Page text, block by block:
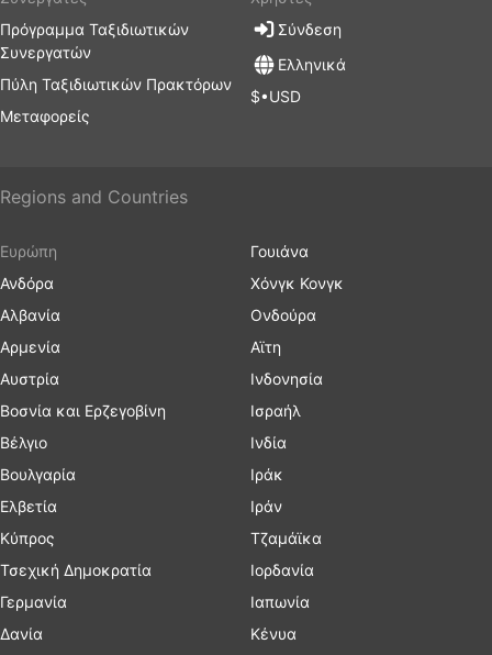
Πρόγραμμα Ταξιδιωτικών
Συνεργατών
Πύλη Ταξιδιωτικών Πρακτόρων
Μεταφορείς
Σύνδεση
Ελληνικά
$•USD
Regions and Countries
Ευρώπη
Ανδόρα
Αλβανία
Αρμενία
Αυστρία
Βοσνία και Ερζεγοβίνη
Βέλγιο
Βουλγαρία
Ελβετία
Κύπρος
Τσεχική Δημοκρατία
Γερμανία
Δανία
Γουιάνα
Χόνγκ Κονγκ
Ονδούρα
Αϊτη
Ινδονησία
Ισραήλ
Ινδία
Ιράκ
Ιράν
Τζαμάϊκα
Ιορδανία
Ιαπωνία
Κένυα